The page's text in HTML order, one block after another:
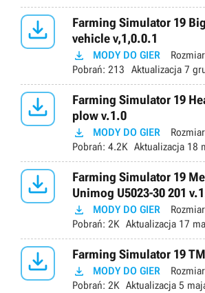

Farming Simulator 19
vehicle v,1,0.0.1
 MODY DO GIER
Pobrań: 213 Aktualizacja 7

Farming Simulator 19
plow v.1.0
 MODY DO GIER
Pobrań: 4.2K Aktualizacja 18

Farming Simulator 19
Unimog U5023-30 201
 MODY DO GIER
Pobrań: 2K Aktualizacja 17
 Farming Simulator 19
 MODY DO GIER
Pobrań: 2K Aktualizacja 5